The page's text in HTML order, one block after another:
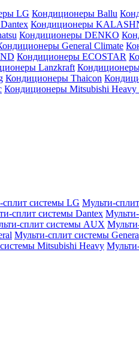
LG Кондиционеры Ballu
Кондиционеры
Кондиционеры DENKO
General Climate
Кондиционеры ECOSTAR
Lanzkraft
Кондиционеры Thaicon
Кондиционеры Mitsubishi Heavy
сплит системы LG Мульти-
сплит системы Dantex
сплит системы AUX
Мульти-сплит системы
Mitsubishi Heavy